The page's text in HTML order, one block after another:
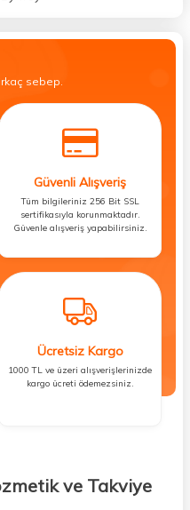
sebep.
Güvenli Alışveriş
Tüm bilgileriniz 256 Bit SSL
sertifikasıyla korunmaktadır.
Güvenle alışveriş yapabilirsiniz.
Ücretsiz Kargo
1000 TL ve üzeri alışverişlerinizde
kargo ücreti ödemezsiniz.
ve Takviye